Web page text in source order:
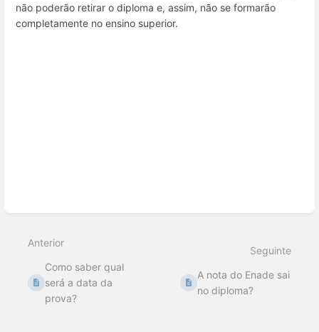
não poderão retirar o diploma e, assim, não se formarão
completamente no ensino superior.
Anterior
Como saber qual
será a data da
prova?
Seguinte
A nota do Enade sai
no diploma?